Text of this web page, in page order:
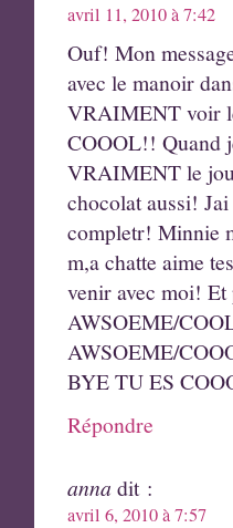
avril 11, 2010 à 7:42
Ouf! Mon
avec le manoir
VRAIMENT voir
COOOL!! Quand
VRAIMENT le
chocolat aussi!
completr! Minnie
m,a chatte aime
venir avec moi!
AWSOEME/
AWSOEME/
BYE TU ES
Répondre
anna dit :
avril 6, 2010 à 7:57